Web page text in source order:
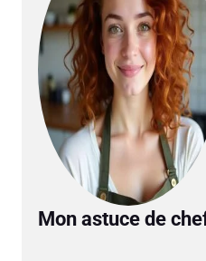
Mon astuce de